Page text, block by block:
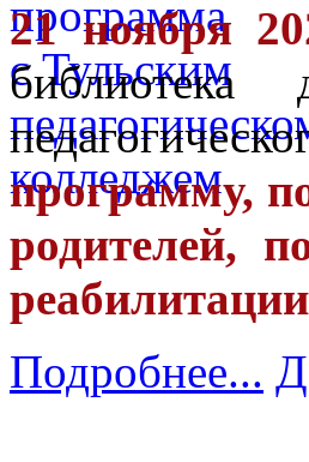
21 ноября
программу,
родителей,
Подробнее...